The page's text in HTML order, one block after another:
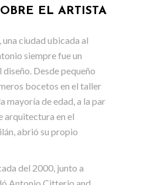
EL ARTISTA
ciudad ubicada al
siempre fue un
Desde pequeño
bocetos en el taller
mayoría de edad, a la par
arquitectura en el
abrió su propio
del 2000, junto a